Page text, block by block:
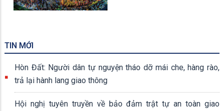
Miếu Bà Chúa Xứ
TIN MỚI
Hòn Đất: Người dân tự nguyện tháo dỡ mái che, hàng rào,
trả lại hành lang giao thông
Hội nghị tuyên truyền về bảo đảm trật tự an toàn giao